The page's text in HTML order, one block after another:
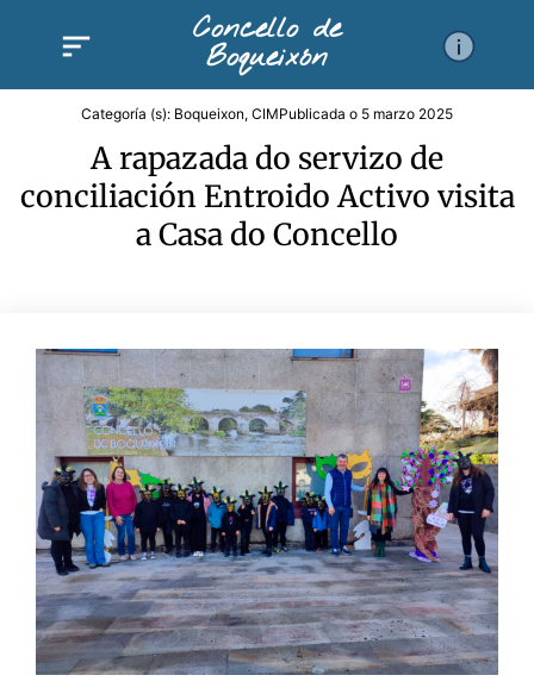
Concello de
Boqueixón
Categoría (s): Boqueixon, CIMPublicada o 5 marzo 2025
A rapazada do servizo de
conciliación Entroido Activo visita
a Casa do Concello